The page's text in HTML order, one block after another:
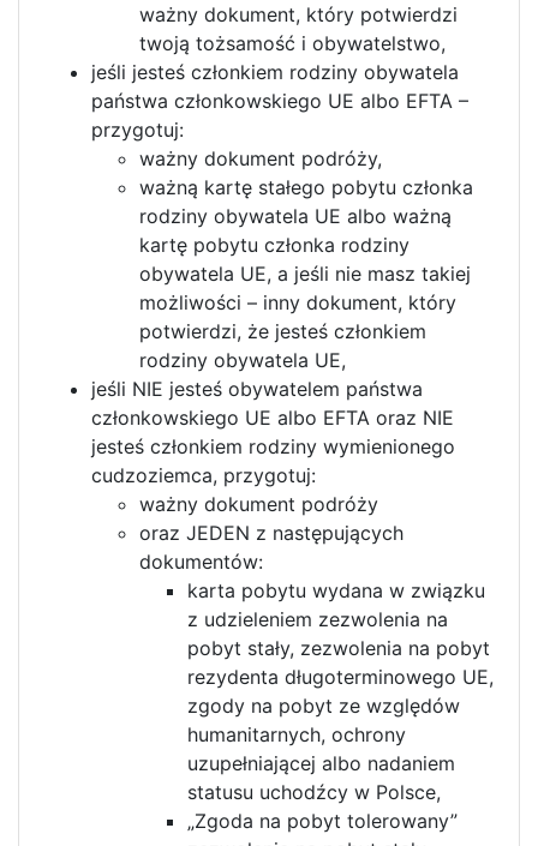
ważny dokument, który potwierdzi
twoją tożsamość i obywatelstwo,
jeśli jesteś członkiem rodziny obywatela
państwa członkowskiego UE albo EFTA –
przygotuj:
ważny dokument podróży,
ważną kartę stałego pobytu członka
rodziny obywatela UE albo ważną
kartę pobytu członka rodziny
obywatela UE, a jeśli nie masz takiej
możliwości – inny dokument, który
potwierdzi, że jesteś członkiem
rodziny obywatela UE,
jeśli NIE jesteś obywatelem państwa
członkowskiego UE albo EFTA oraz NIE
jesteś członkiem rodziny wymienionego
cudzoziemca, przygotuj:
ważny dokument podróży
oraz JEDEN z następujących
dokumentów:
karta pobytu wydana w związku
z udzieleniem zezwolenia na
pobyt stały, zezwolenia na pobyt
rezydenta długoterminowego UE,
zgody na pobyt ze względów
humanitarnych, ochrony
uzupełniającej albo nadaniem
statusu uchodźcy w Polsce,
„Zgoda na pobyt tolerowany”